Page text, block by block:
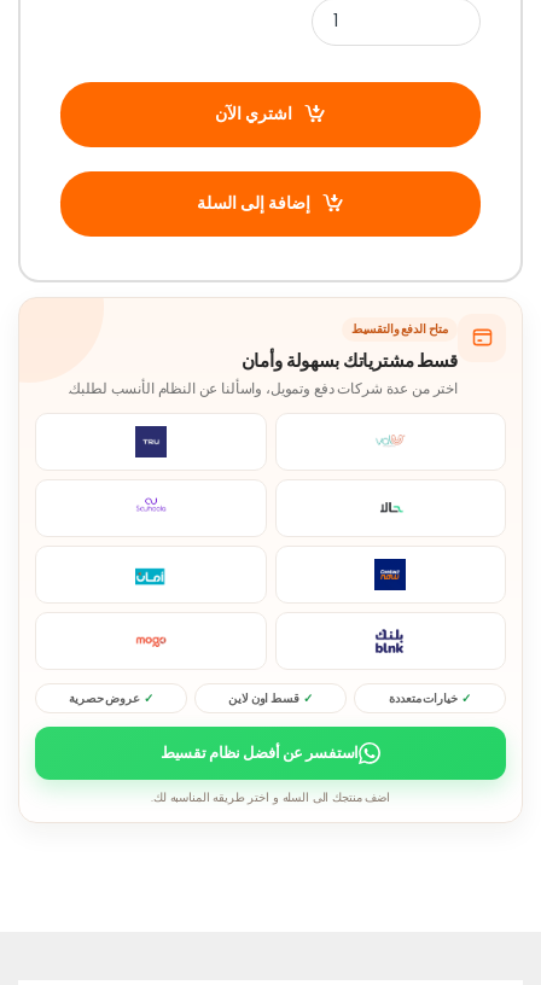
اشتري الآن
إضافة إلى السلة
متاح الدفع والتقسيط
قسط مشترياتك بسهولة وأمان
اختر من عدة شركات دفع وتمويل، واسألنا عن النظام الأنسب لطلبك.
خيارات متعددة قسط اون لاين عروض حصرية
استفسر عن أفضل نظام تقسيط
اضف منتجك الى السله و اختر طريقه المناسبه لك.